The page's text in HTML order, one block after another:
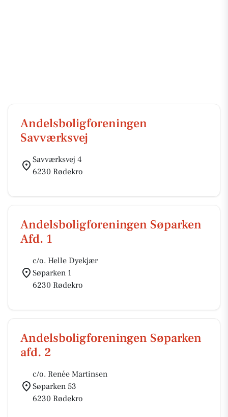
Andelsboligforeningen
Savværksvej
Savværksvej 4
6230 Rødekro
Andelsboligforeningen Søparken
Afd. 1
c/o. Helle Dyekjær
Søparken 1
6230 Rødekro
Andelsboligforeningen Søparken
afd. 2
c/o. Renée Martinsen
Søparken 53
6230 Rødekro